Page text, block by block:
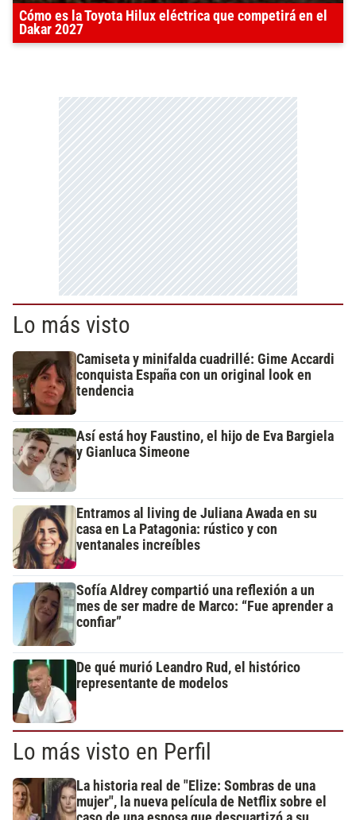
Cómo es la Toyota Hilux eléctrica que competirá en el
Dakar 2027
Lo más visto
Camiseta y minifalda cuadrillé: Gime Accardi
conquista España con un original look en
tendencia
Así está hoy Faustino, el hijo de Eva Bargiela
y Gianluca Simeone
Entramos al living de Juliana Awada en su
casa en La Patagonia: rústico y con
ventanales increíbles
Sofía Aldrey compartió una reflexión a un
mes de ser madre de Marco: “Fue aprender a
confiar”
De qué murió Leandro Rud, el histórico
representante de modelos
Lo más visto en Perfil
La historia real de "Elize: Sombras de una
mujer", la nueva película de Netflix sobre el